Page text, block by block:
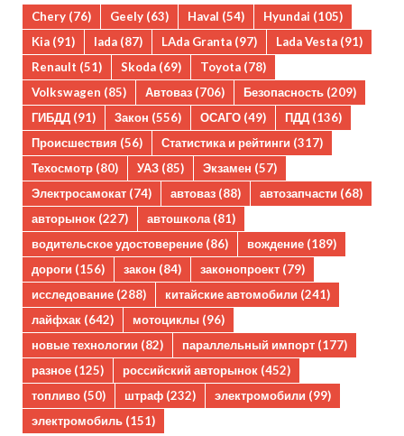
Chery (76) Geely (63) Haval (54) Hyundai (105)
Kia (91) lada (87) LAda Granta (97) Lada Vesta (91)
Renault (51) Skoda (69) Toyota (78)
Volkswagen (85) Автоваз (706) Безопасность (209)
ГИБДД (91) Закон (556) ОСАГО (49) ПДД (136)
Происшествия (56) Статистика и рейтинги (317)
Техосмотр (80) УАЗ (85) Экзамен (57)
Электросамокат (74) автоваз (88) автозапчасти (68)
авторынок (227) автошкола(81)
водительское удостоверение (86) вождение (189)
дороги (156) закон (84) законопроект (79)
исследование (288) китайские автомобили (241)
лайфхак (642) мотоциклы (96)
новые технологии (82) параллельный импорт (177)
разное (125) российский авторынок (452)
топливо (50) штраф (232) электромобили (99)
электромобиль (151)